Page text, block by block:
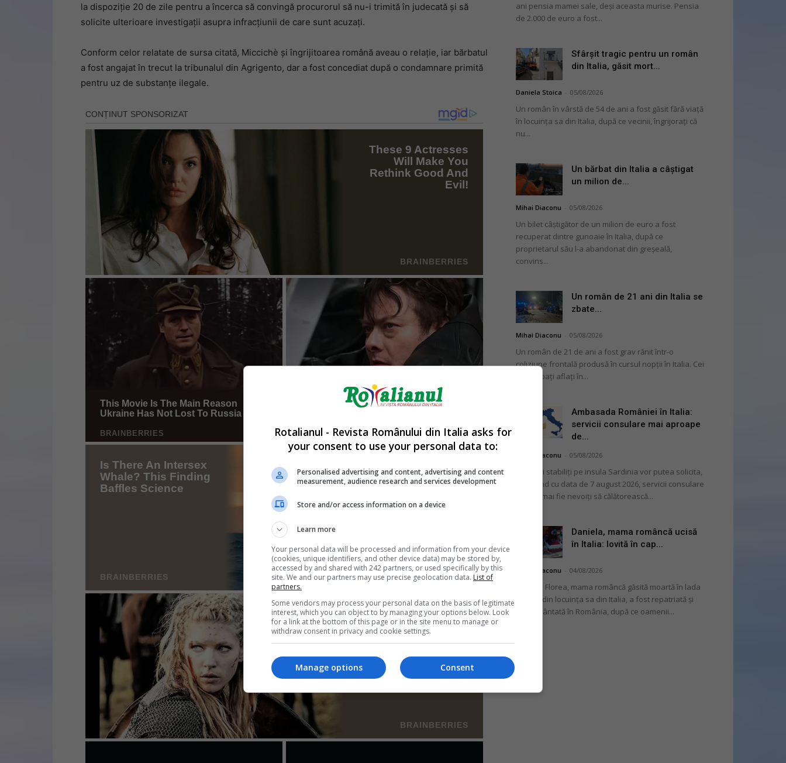
la dispoziție 20 de zile pentru a încerca să convingă procurorul să nu-i trimită în judecată și să
solicite ulterioare investigații asupra infracțiunii de care sunt acuzați.
Conform celor relatate de sursa citată, Miccichè și îngrijitoarea română aveau o relație, iar bărbatul
a fost angajat în trecut la tribunalul din Agrigento, dar a fost concediat după o condamnare primită
pentru uz de substanțe ilegale.
ani pensia mamei sale, deși aceasta murise. Pensia
de 2.000 de euro a fost...
Sfârșit tragic pentru un român
din Italia, găsit mort...
Daniela Stoica 05/08/2026
Un român în vârstă de 54 de ani a fost găsit fără viață
în locuința sa din Italia, după ce vecinii, îngrijorați că
nu...
Un bărbat din Italia a câștigat
un milion de...
Mihai Diaconu 05/08/2026
Un bilet câștigător de un milion de euro a fost
recuperat dintre gunoaie în Italia, după ce
proprietarul său l-a abandonat din greșeală,
convins...
Un român de 21 ani din Italia se
zbate...
Mihai Diaconu 05/08/2026
Un român de 21 de ani a fost grav rănit într-o
coliziune frontală produsă în cursul nopții în Italia. Cei
doi bărbați aflați în...
Ambasada României în Italia:
servicii consulare mai aproape
de...
Mihai Diaconu 05/08/2026
Românii stabiliți pe insula Sardinia vor putea solicita,
începând cu data de 7 august 2026, servicii consulare
fără să mai fie nevoiți să călătorească...
Daniela, mama româncă ucisă
în Italia: lovită în cap...
Mihai Diaconu 04/08/2026
Daniela Florea, mama româncă găsită moartă în lada
patului din locuința sa din Italia, a fost repatriată și
înmormântată în România, după ce oamenii...
Rotalianul - Revista Românului din Italia asks for
your consent to use your personal data to:
Personalised advertising and content, advertising and content
measurement, audience research and services development
Store and/or access information on a device
Learn more
Your personal data will be processed and information from your device
(cookies, unique identifiers, and other device data) may be stored by,
accessed by and shared with 242 partners, or used specifically by this
site. We and our partners may use precise geolocation data. List of
partners.
Some vendors may process your personal data on the basis of legitimate
interest, which you can object to by managing your options below. Look
for a link at the bottom of this page or in the site menu to manage or
withdraw consent in privacy and cookie settings.
Consent
Manage options